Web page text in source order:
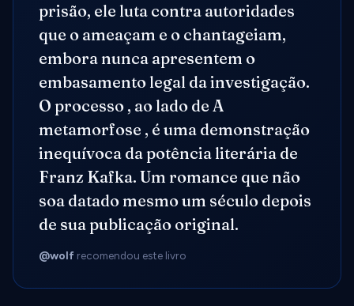
prisão, ele luta contra autoridades
que o ameaçam e o chantageiam,
embora nunca apresentem o
embasamento legal da investigação.
O processo , ao lado de A
metamorfose , é uma demonstração
inequívoca da potência literária de
Franz Kafka. Um romance que não
soa datado mesmo um século depois
de sua publicação original.
@wolf recomendou este livro